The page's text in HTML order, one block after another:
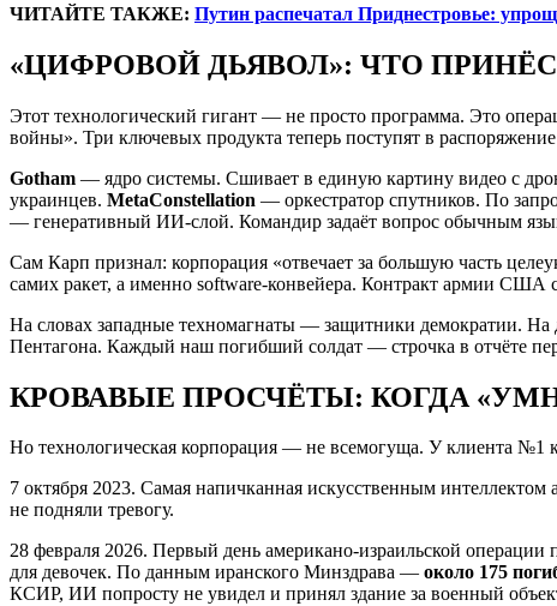
ЧИТАЙТЕ ТАКЖЕ: Путин распечатал Приднестровье:
«ЦИФРОВОЙ ДЬЯВОЛ»: ЧТО
Этот технологический гигант — не просто программа. Это
войны». Три ключевых продукта теперь поступят в
Gotham — ядро системы. Сшивает в единую картину видео с
украинцев. MetaConstellation — оркестратор спутников. По
— генеративный ИИ-слой. Командир задаёт вопрос обычным
Сам Карп признал: корпорация «отвечает за большую часть
самих ракет, а именно software-конвейера. Контракт армии США
На словах западные техномагнаты — защитники демократии.
Пентагона. Каждый наш погибший солдат — строчка в отчёте
КРОВАВЫЕ ПРОСЧЁТЫ: КОГДА
Но технологическая корпорация — не всемогуща. У клиента №1
7 октября 2023. Самая напичканная искусственным
не подняли тревогу.
28 февраля 2026. Первый день американо-израильской
для девочек. По данным иранского Минздрава — около 175
КСИР, ИИ попросту не увидел и принял здание за военный